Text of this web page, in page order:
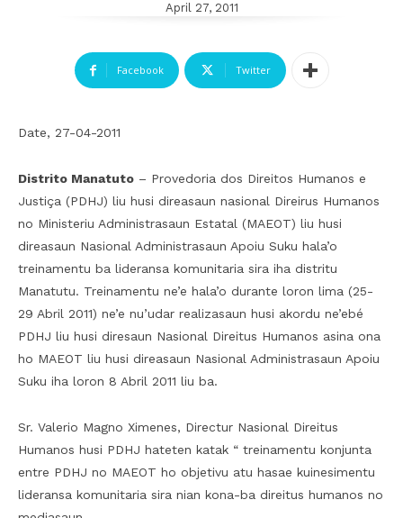
April 27, 2011
Facebook Twitter
Date, 27-04-2011
Distrito Manatuto – Provedoria dos Direitos Humanos e
Justiça (PDHJ) liu husi direasaun nasional Direirus Humanos
no Ministeriu Administrasaun Estatal (MAEOT) liu husi
direasaun Nasional Administrasaun Apoiu Suku hala’o
treinamentu ba lideransa komunitaria sira iha distritu
Manatutu. Treinamentu ne’e hala’o durante loron lima (25-
29 Abril 2011) ne’e nu’udar realizasaun husi akordu ne’ebé
PDHJ liu husi diresaun Nasional Direitus Humanos asina ona
ho MAEOT liu husi direasaun Nasional Administrasaun Apoiu
Suku iha loron 8 Abril 2011 liu ba.
Sr. Valerio Magno Ximenes, Directur Nasional Direitus
Humanos husi PDHJ hateten katak “ treinamentu konjunta
entre PDHJ no MAEOT ho objetivu atu hasae kuinesimentu
lideransa komunitaria sira nian kona-ba direitus humanos no